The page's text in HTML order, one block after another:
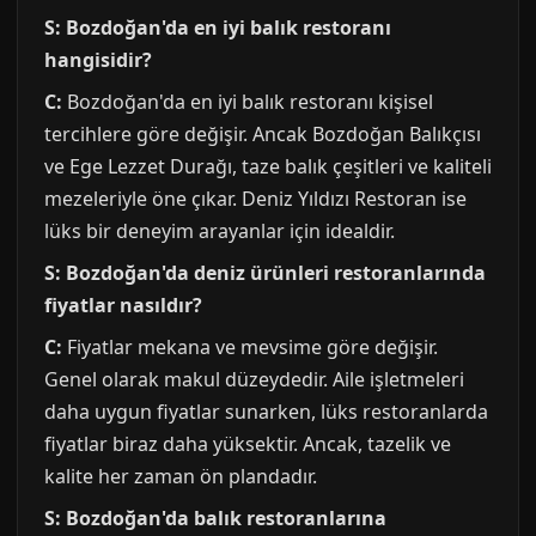
S: Bozdoğan'da en iyi balık restoranı
hangisidir?
C: Bozdoğan'da en iyi balık restoranı kişisel
tercihlere göre değişir. Ancak Bozdoğan Balıkçısı
ve Ege Lezzet Durağı, taze balık çeşitleri ve kaliteli
mezeleriyle öne çıkar. Deniz Yıldızı Restoran ise
lüks bir deneyim arayanlar için idealdir.
S: Bozdoğan'da deniz ürünleri restoranlarında
fiyatlar nasıldır?
C: Fiyatlar mekana ve mevsime göre değişir.
Genel olarak makul düzeydedir. Aile işletmeleri
daha uygun fiyatlar sunarken, lüks restoranlarda
fiyatlar biraz daha yüksektir. Ancak, tazelik ve
kalite her zaman ön plandadır.
S: Bozdoğan'da balık restoranlarına